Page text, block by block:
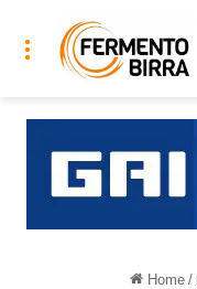
Menu
Home /